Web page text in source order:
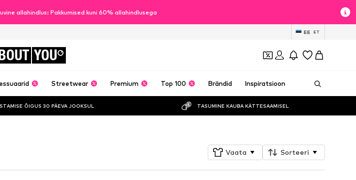
allahindlus: Pakkumised kuni 60% allahindlusega
EE ET
YOU
Streetwear Premium Top 100 Brändid Inspiratsioon
ÕIGUS 30 PÄEVA JOOKSUL TASUMINE KAUBA KÄTTESAAMISEL
Vaata Sorteeri